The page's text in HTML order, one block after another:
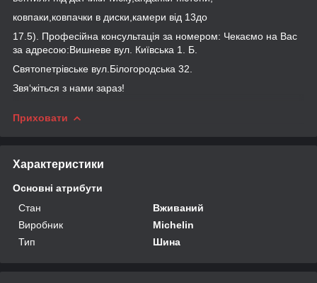
ковпаки,ковпачки в диски,камери від 13до
17.5). Професійна консультація за номером: Чекаємо на Вас
за адресою:Вишневе вул. Київська 1. Б.
Святопетрівське вул.Білогородська 32.
Звя‘жіться з нами зараз!
Приховати
Характеристики
Основні атрибути
Стан
Вживаний
Виробник
Michelin
Тип
Шина